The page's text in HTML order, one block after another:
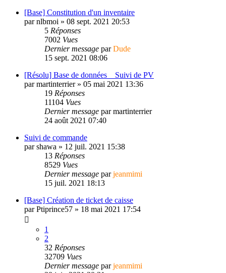
[Base] Constitution d'un inventaire
parnlbmoi » 08 sept. 2021 20:53
5 Réponses
7002 Vues
Dernier message parDude
15 sept. 2021 08:06
[Résolu] Base de données _ Suivi de PV
parmartinterrier» 05 mai 2021 13:36
19 Réponses
11104 Vues
Dernier message parmartinterrier
24 août 2021 07:40
Suivi de commande
parshawa » 12 juil. 2021 15:38
13 Réponses
8529 Vues
Dernier message parjeanmimi
15 juil. 2021 18:13
[Base] Création de ticket de caisse
parPtiprince57 » 18 mai 2021 17:54
1
2
32 Réponses
32709 Vues
Dernier message parjeanmimi